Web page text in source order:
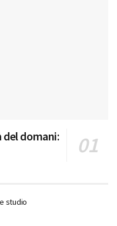
del domani:
studio